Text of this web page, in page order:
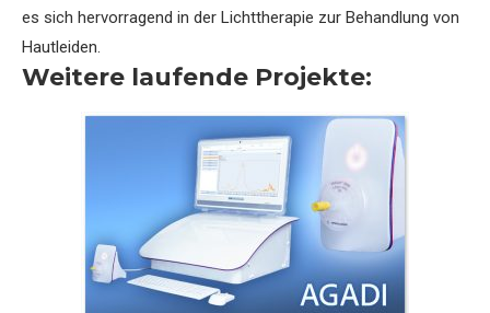
es sich hervorragend in der Lichttherapie zur Behandlung von
Hautleiden.
Weitere laufende Projekte: